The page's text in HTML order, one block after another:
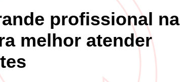
profissional na
melhor atender